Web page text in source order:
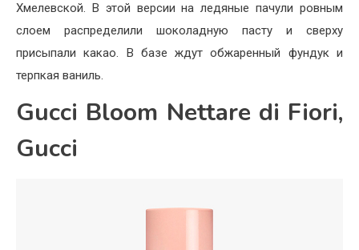
Хмелевской. В этой версии на ледяные пачули ровным
слоем распределили шоколадную пасту и сверху
присыпали какао. В базе ждут обжаренный фундук и
терпкая ваниль.
Gucci Bloom Nettare di Fiori,
Gucci